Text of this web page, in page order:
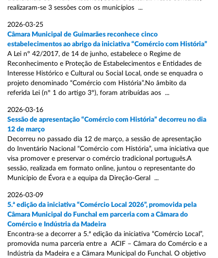
realizaram-se 3 sessões com os municípios ...
2026-03-25
Câmara Municipal de Guimarães reconhece cinco
estabelecimentos ao abrigo da iniciativa “Comércio com História”
A Lei nº 42/2017, de 14 de junho, estabelece o Regime de
Reconhecimento e Proteção de Estabelecimentos e Entidades de
Interesse Histórico e Cultural ou Social Local, onde se enquadra o
projeto denominado “Comércio com História”.No âmbito da
referida Lei (nº 1 do artigo 3º), foram atribuídas aos ...
2026-03-16
Sessão de apresentação “Comércio com História” decorreu no dia
12 de março
Decorreu no passado dia 12 de março, a sessão de apresentação
do Inventário Nacional “Comércio com História”, uma iniciativa que
visa promover e preservar o comércio tradicional português.A
sessão, realizada em formato online, juntou o representante do
Município de Évora e a equipa da Direção-Geral ...
2026-03-09
5.ª edição da iniciativa “Comércio Local 2026”, promovida pela
Câmara Municipal do Funchal em parceria com a Câmara do
Comércio e Indústria da Madeira
Encontra-se a decorrer a 5.ª edição da iniciativa “Comércio Local”,
promovida numa parceria entre a ACIF – Câmara do Comércio e a
Indústria da Madeira e a Câmara Municipal do Funchal. O objetivo